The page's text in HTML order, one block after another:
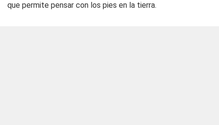
que permite pensar con los pies en la tierra.